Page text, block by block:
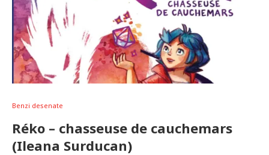
Benzi desenate
Réko – chasseuse de cauchemars
(Ileana Surducan)